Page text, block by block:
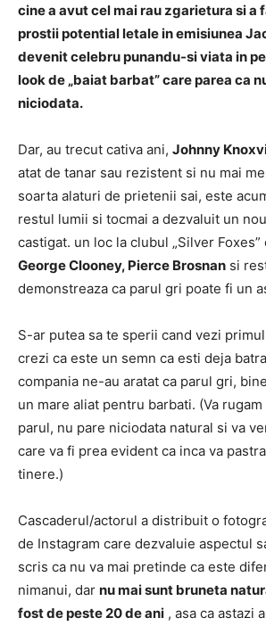
cine a avut cel mai rau zgarietura si a
prostii potential letale in emisiunea
devenit celebru punandu-si viata in
look de „baiat barbat” care parea ca
niciodata.
Dar, au trecut cativa ani, Johnny
atat de tanar sau rezistent si nu mai
soarta alaturi de prietenii sai, este
restul lumii si tocmai a dezvaluit un
castigat. un loc la clubul „Silver Foxes”
George Clooney, Pierce Brosnan si
demonstreaza ca parul gri poate fi un
S-ar putea sa te sperii cand vezi
crezi ca este un semn ca esti deja
compania ne-au aratat ca parul gri,
un mare aliat pentru barbati. (Va
parul, nu pare niciodata natural si va
care va fi prea evident ca inca va
tinere.)
Cascaderul/actorul a distribuit o
de Instagram care dezvaluie aspectul
scris ca nu va mai pretinde ca este
nimanui, dar nu mai sunt bruneta
fost de peste 20 de ani , asa ca astazi